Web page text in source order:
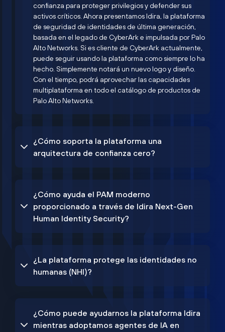
confianza para proteger privilegios y defender sus
activos críticos. Ahora presentamos Idira, la plataforma
de seguridad de identidades de última generación,
basada en el legado de CyberArk e impulsada por Palo
Alto Networks. Si es cliente de CyberArk actualmente,
puede seguir usando la plataforma como siempre lo ha
hecho. Simplemente notará un nuevo logo y diseño.
Con el tiempo, podrá aprovechar las capacidades
multiplataforma en todo el catálogo de productos de
Palo Alto Networks.
¿Cómo soporta la plataforma una
arquitectura de confianza cero?
¿Cómo ayuda el PAM moderno
proporcionado a través de Idira Next-Gen
Human Identity Security?
¿La plataforma protege las identidades no
humanas (NHI)?
¿Cómo puede ayudarnos la plataforma Idira
mientras adoptamos agentes de IA en